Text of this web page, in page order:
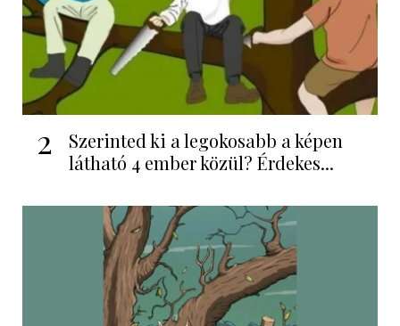
2
Szerinted ki a legokosabb a képen
látható 4 ember közül? Érdekes...